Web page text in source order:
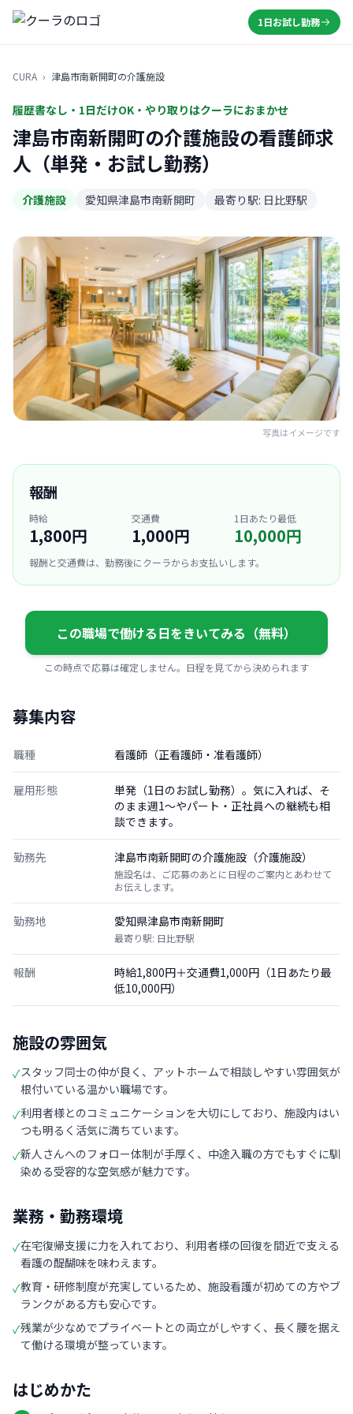
1日お試し勤務
CURA › 津島市南新開町の介護施設
履歴書なし・1日だけOK・やり取りはクーラにおまかせ
津島市南新開町の介護施設の看護師求
人（単発・お試し勤務）
介護施設 愛知県津島市南新開町 最寄り駅: 日比野駅
写真はイメージです
報酬
時給
1,800円
交通費
1,000円
1日あたり最低
10,000円
報酬と交通費は、勤務後にクーラからお支払いします。
この職場で働ける日をきいてみる（無料）
この時点で応募は確定しません。日程を見てから決められます
募集内容
職種 看護師（正看護師・准看護師）
雇用形態
単発（1日のお試し勤務）。気に入れば、そ
のまま週1〜やパート・正社員への継続も相
談できます。
勤務先 津島市南新開町の介護施設（介護施設）
施設名は、ご応募のあとに日程のご案内とあわせて
お伝えします。
勤務地 愛知県津島市南新開町
最寄り駅: 日比野駅
報酬
時給1,800円＋交通費1,000円（1日あたり最
低10,000円）
施設の雰囲気
✓スタッフ同士の仲が良く、アットホームで相談しやすい雰囲気が
根付いている温かい職場です。
✓利用者様とのコミュニケーションを大切にしており、施設内はい
つも明るく活気に満ちています。
✓新人さんへのフォロー体制が手厚く、中途入職の方でもすぐに馴
染める受容的な空気感が魅力です。
業務・勤務環境
✓在宅復帰支援に力を入れており、利用者様の回復を間近で支える
看護の醍醐味を味わえます。
✓教育・研修制度が充実しているため、施設看護が初めての方やブ
ランクがある方も安心です。
✓残業が少なめでプライベートとの両立がしやすく、長く腰を据え
て働ける環境が整っています。
はじめかた